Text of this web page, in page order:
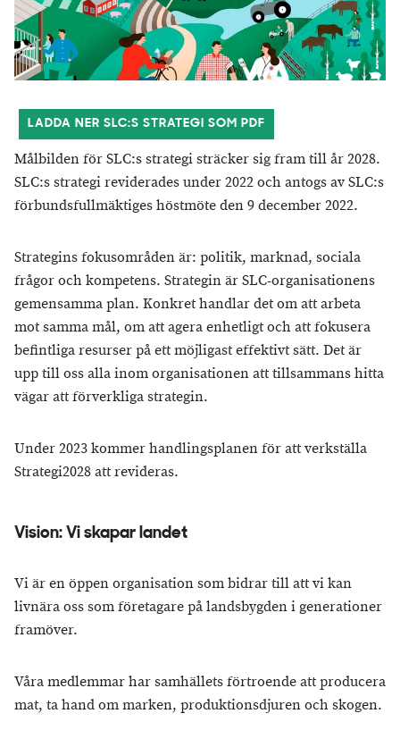
LADDA NER SLC:S STRATEGI SOM PDF
Målbilden för SLC:s strategi sträcker sig fram till år 2028.
SLC:s strategi reviderades under 2022 och antogs av SLC:s
förbundsfullmäktiges höstmöte den 9 december 2022.
Strategins fokusområden är: politik, marknad, sociala
frågor och kompetens. Strategin är SLC-organisationens
gemensamma plan. Konkret handlar det om att arbeta
mot samma mål, om att agera enhetligt och att fokusera
befintliga resurser på ett möjligast effektivt sätt. Det är
upp till oss alla inom organisationen att tillsammans hitta
vägar att förverkliga strategin.
Under 2023 kommer handlingsplanen för att verkställa
Strategi2028 att revideras.
Vision: Vi skapar landet
Vi är en öppen organisation som bidrar till att vi kan
livnära oss som företagare på landsbygden i generationer
framöver.
Våra medlemmar har samhällets förtroende att producera
mat, ta hand om marken, produktionsdjuren och skogen.